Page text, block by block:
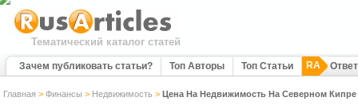
Тематический каталог статей
Зачем публиковать статьи? Топ Авторы Топ Статьи RA
Главная > Финансы > Недвижимость > Цена На Недвижимость На Северном Кипре